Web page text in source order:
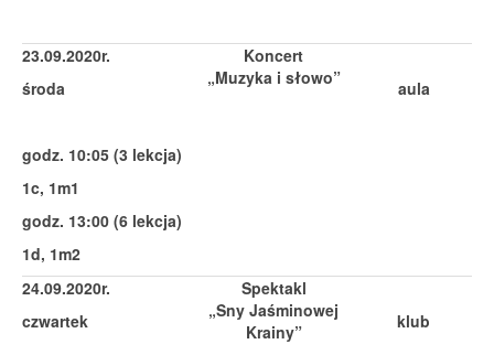
23.09.2020r.
środa
godz. 10:05 (3 lekcja)
1c, 1m1
godz. 13:00 (6 lekcja)
1d, 1m2
Koncert
„Muzyka i słowo”
aula
24.09.2020r.
czwartek
Spektakl
„Sny Jaśminowej
Krainy”
klub